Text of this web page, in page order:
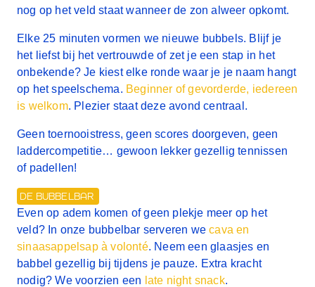
nog op het veld staat wanneer de zon alweer opkomt.
Elke 25 minuten vormen we nieuwe bubbels. Blijf je
het liefst bij het vertrouwde of zet je een stap in het
onbekende? Je kiest elke ronde waar je je naam hangt
op het speelschema. Beginner of gevorderde, iedereen
is welkom. Plezier staat deze avond centraal.
Geen toernooistress, geen scores doorgeven, geen
laddercompetitie… gewoon lekker gezellig tennissen
of padellen!
DE BUBBELBAR
Even op adem komen of geen plekje meer op het
veld? In onze bubbelbar serveren wecava en
sinaasappelsap à volonté. Neem een glaasjes en
babbel gezellig bij tijdens je pauze. Extra kracht
nodig? We voorzien een late night snack.